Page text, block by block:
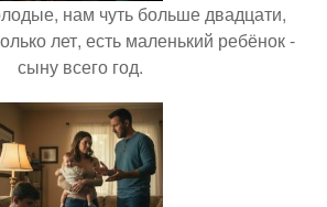
нам чуть больше двадцати,
лет, есть маленький ребёнок -
сыну всего год.